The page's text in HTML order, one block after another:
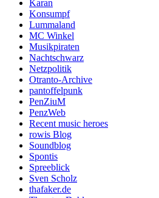
Karan
Konsumpf
Lummaland
MC Winkel
Musikpiraten
Nachtschwarz
Netzpolitik
Otranto-Archive
pantoffelpunk
PenZiuM
PenzWeb
Recent music heroes
rowis Blog
Soundblog
Spontis
Spreeblick
Sven Scholz
thafaker.de